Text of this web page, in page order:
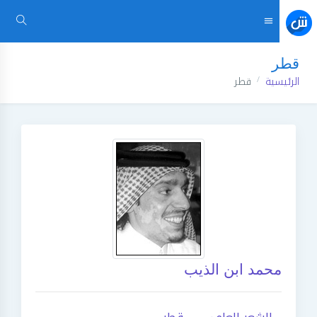
قطر
الرئيسية قطر
محمد ابن الذيب